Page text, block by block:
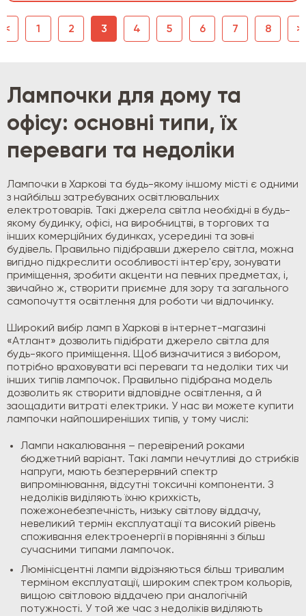
|< 1 2 3 4 5 6 7 8 >|
Лампочки для дому та
офісу: основні типи, їх
переваги та недоліки
Лампочки в Харкові та будь-якому іншому місті є одними
з найбільш затребуваних освітлювальних
електротоварів. Такі джерела світла необхідні в будь-
якому будинку, офісі, на виробництві, в торгових та
інших комерційних будинках, усередині та зовні
будівель. Правильно підібравши джерело світла, можна
вигідно підкреслити особливості інтер'єру, зонувати
приміщення, зробити акценти на певних предметах, і,
звичайно ж, створити приємне для зору та загального
самопочуття освітлення для роботи чи відпочинку.
Широкий вибір ламп в Харкові в інтернет-магазині
«Атлант» дозволить підібрати джерело світла для
будь-якого приміщення. Щоб визначитися з вибором,
потрібно враховувати всі переваги та недоліки тих чи
інших типів лампочок. Правильно підібрана модель
дозволить як створити відповідне освітлення, а й
заощадити витраті електрики. У нас ви можете купити
лампочки найпоширеніших типів, у тому числі:
Лампи накалювання – перевірений роками
бюджетний варіант. Такі лампи нечутливі до стрибків
напруги, мають безперервний спектр
випромінювання, відсутні токсичні компоненти. З
недоліків виділяють їхню крихкість,
пожежонебезпечність, низьку світлову віддачу,
невеликий термін експлуатації та високий рівень
споживання електроенергії в порівнянні з більш
сучасними типами лампочок.
Люмінісцентні лампи відрізняються більш тривалим
терміном експлуатації, широким спектром кольорів,
вищою світловою віддачею при аналогічній
потужності. У той же час з недоліків виділяють